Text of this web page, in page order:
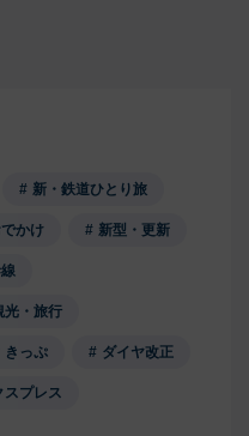
新・鉄道ひとり旅
かけ 新型・更新
光・旅行
きっぷ ダイヤ改正
スプレス